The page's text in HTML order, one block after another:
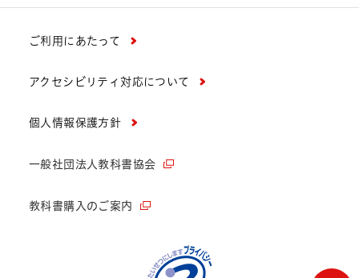
ご利用にあたって
アクセシビリティ対応について
個人情報保護方針
一般社団法人教科書協会
教科書購入のご案内